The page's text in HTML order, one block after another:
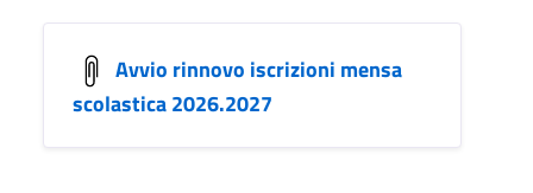
Avvio rinnovo iscrizioni mensa
scolastica 2026.2027